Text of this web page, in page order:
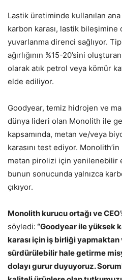
Lastik üretiminde kullanılan
karbon karası, lastik bileşimine
yuvarlanma direnci sağlıyor.
ağırlığının %15-20’sini
olarak atık petrol veya kömür
elde ediliyor.
Goodyear, temiz hidrojen ve
dünya lideri olan Monolith ile
kapsamında, metan ve/veya
karasını test ediyor.
metan pirolizi için yenilenebilir
bunun sonucunda yalnızca
çıkıyor.
Monolith kurucu ortağı ve
söyledi: “Goodyear ile yüksek
karası için iş birliği
sürdürülebilir hale getirme
dolayı gurur duyuyoruz.